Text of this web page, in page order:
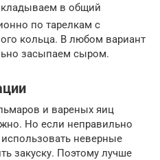
в общий
по тарелкам с
кольца. В любом вариант
засыпаем сыром.
и вареных яиц
Но если неправильно
неверные
закуску. Поэтому лучше